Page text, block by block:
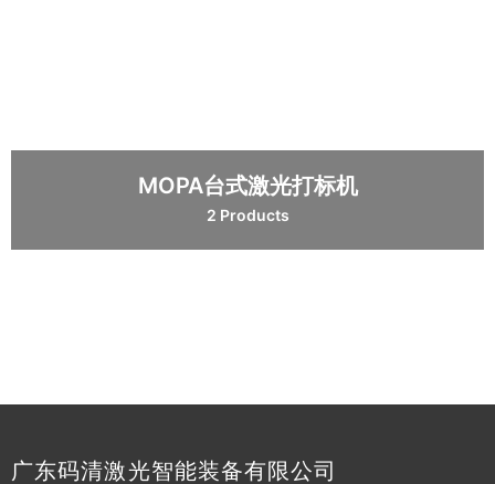
MOPA台式激光打标机
2 Products
广东码清激光智能装备有限公司